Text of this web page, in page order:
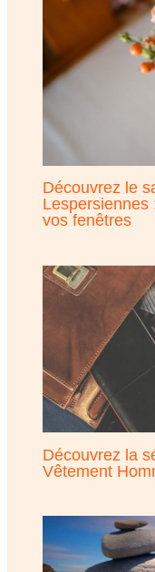
Découvrez le
Lespersiennes
vos fenêtres
Découvrez la
Vêtement